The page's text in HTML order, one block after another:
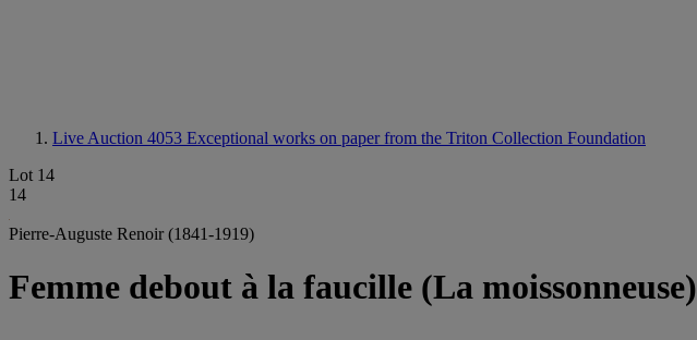
Live Auction 4053 Exceptional works on paper from the Triton Collection Foundation
Lot 14
14
Pierre-Auguste Renoir (1841-1919)
Femme debout à la faucille (La moissonneuse)